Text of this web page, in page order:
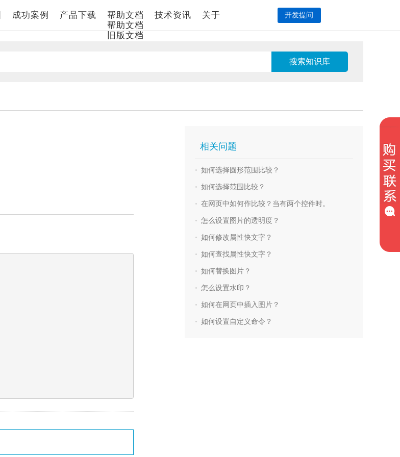
成功案例 产品下载 帮助文档 技术资讯 关于 开发提问
帮助文档
旧版文档
相关问题
• 如何选择圆形范围比较？
• 如何选择范围比较？
• 在网页中如何作比较？当有两个控件时。
• 怎么设置图片的透明度？
• 如何修改属性快文字？
• 如何查找属性快文字？
• 如何替换图片？
• 怎么设置水印？
• 如何在网页中插入图片？
• 如何设置自定义命令？